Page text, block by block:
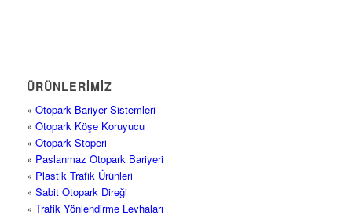
ÜRÜNLERİMİZ
» Otopark Bariyer Sistemleri
» Otopark Köşe Koruyucu
» Otopark Stoperi
» Paslanmaz Otopark Bariyeri
» Plastik Trafik Ürünleri
» Sabit Otopark Direği
» Trafik Yönlendirme Levhaları